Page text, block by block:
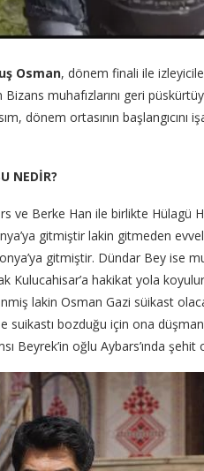
Osman, dönem finali ile
muhafızlarını geri
dönem ortasının
NEDİR?
ve Berke Han ile birlikte Hülagü
gitmiştir lakin gitmeden
gitmiştir. Dündar Bey ise
Kulucahisar’a hakikat yola
lakin Osman Gazi süikast
suikastı bozduğu için ona
Beyrek’in oğlu Aybars’ında